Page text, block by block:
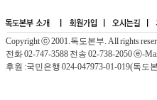
Copyright ⓒ 2001.독도본부. All rights
전화 02-747-3588 전송 02-738-2050 ⓔ-
후원 :국민은행 024-047973-01-019(독도